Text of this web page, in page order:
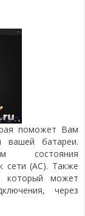
поможет Вам
вашей батареи.
состояния
сети (AC). Также
который может
через